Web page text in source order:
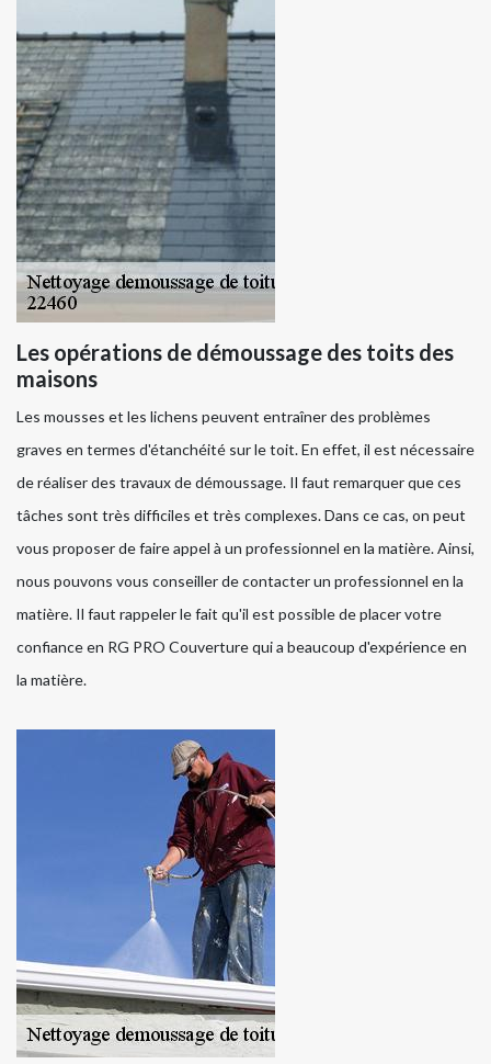
Les opérations de démoussage des toits des
maisons
Les mousses et les lichens peuvent entraîner des problèmes
graves en termes d'étanchéité sur le toit. En effet, il est nécessaire
de réaliser des travaux de démoussage. Il faut remarquer que ces
tâches sont très difficiles et très complexes. Dans ce cas, on peut
vous proposer de faire appel à un professionnel en la matière. Ainsi,
nous pouvons vous conseiller de contacter un professionnel en la
matière. Il faut rappeler le fait qu'il est possible de placer votre
confiance en RG PRO Couverture qui a beaucoup d'expérience en
la matière.